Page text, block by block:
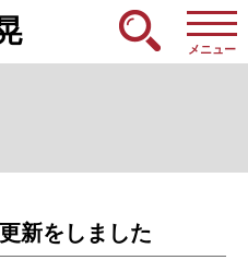
メニュー
新をしました